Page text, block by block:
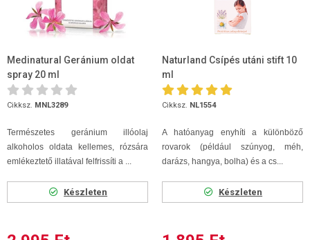
Medinatural Geránium oldat
spray 20 ml
Cikksz. MNL3289
Természetes geránium illóolaj
alkoholos oldata kellemes, rózsára
emlékeztető illatával felfrissíti a ...
Készleten
Naturland Csípés utáni stift 10
ml
Cikksz. NL1554
A hatóanyag enyhíti a különböző
rovarok (például szúnyog, méh,
darázs, hangya, bolha) és a cs...
Készleten